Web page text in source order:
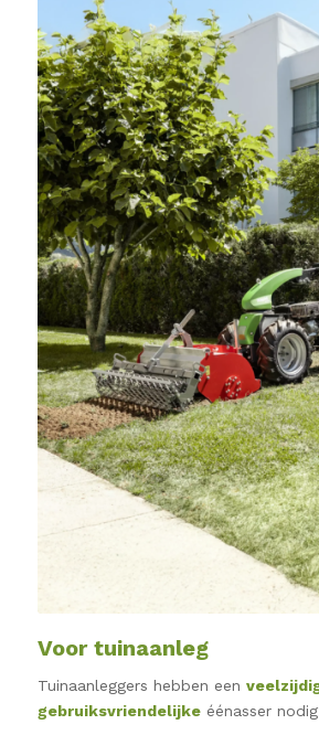
Voor tuinaanleg
Tuinaanleggers hebben een
gebruiksvriendelijkeéénasser